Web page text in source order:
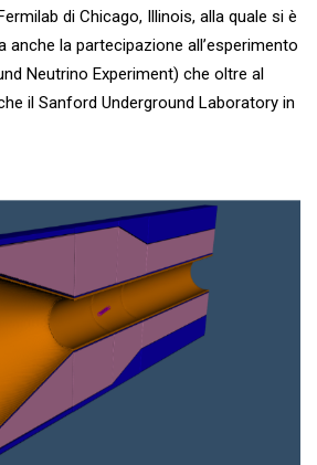
di Chicago, Illinois, alla quale si è
anche la partecipazione all’esperimento
Neutrino Experiment) che oltre al
il Sanford Underground Laboratory in